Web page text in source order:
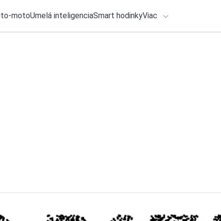
motoUmelá inteligenciaSmart hodinkyViac